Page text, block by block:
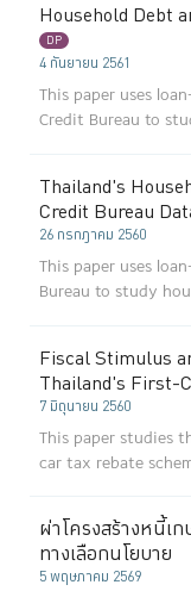
Household Debt
DP
4 กันยายน 2561
This paper uses
Credit Bureau to
Thailand's
Credit Bureau
26 กรกฎาคม 2560
This paper uses
Bureau to study
Fiscal Stimulus
Thailand's First-
7 มิถุนายน 2560
This paper studies
car tax rebate
ผ่าโครงสร้างหนี้เ
ทางเลือกนโยบาย
5 พฤษภาคม 2569